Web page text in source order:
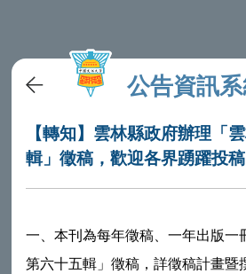
公告資訊
【轉知】雲林縣政府辦理「
輯」徵稿，歡迎各界踴躍投稿
一、本刊為每年徵稿、一年出版一
第六十五輯」徵稿，詳徵稿計畫暨